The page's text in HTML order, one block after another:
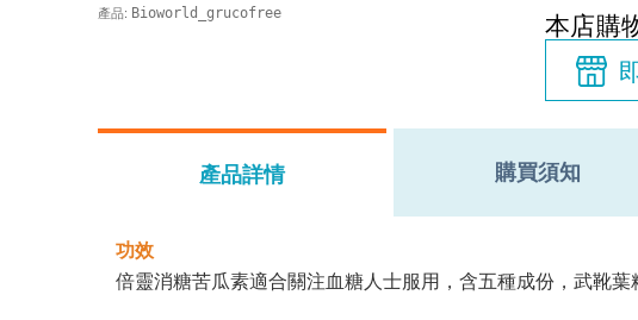
產品: Bioworld_grucofree 本店購
產品詳情 購買須知
功效
倍靈消糖苦瓜素適合關注血糖人士服用，含五種成份，武靴